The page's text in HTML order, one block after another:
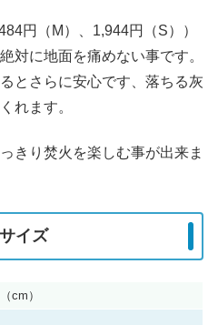
円（M）、1,944円（S））
対に地面を痛めない事です。
とさらに安心です、落ちる灰
れます。
きり焚火を楽しむ事が出来ま
イズ
cm）